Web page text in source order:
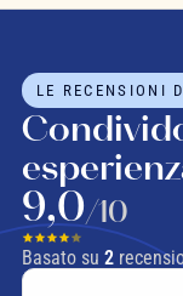
LE RECENSIONI
9,0/10
Basato su 2